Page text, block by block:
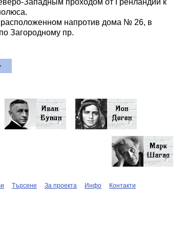
Западным проходом от Гренландии к
напротив дома № 26, в
Загородному пр.
Търсене За проекта Инфо Контакти